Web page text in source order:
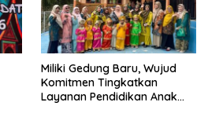
Miliki Gedung Baru, Wujud
Komitmen Tingkatkan
Layanan Pendidikan Anak